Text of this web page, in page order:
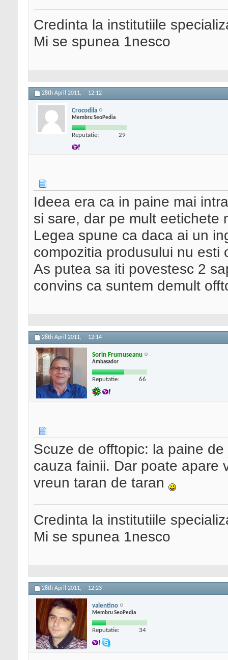
Credinta la institutiile
Mi se spunea 1nesco
28th April 2011, 12:12
Crocodila
Membru SeoPedia
Reputatie: 29
Ideea era ca in paine mai
si sare, dar pe mult eetichete
Legea spune ca daca ai un
compozitia produsului nu esti
As putea sa iti povestesc 2
convins ca suntem demult
28th April 2011, 12:14
Sorin Frumuseanu
Ambasador
Reputatie: 66
Scuze de offtopic: la paine
cauza fainii. Dar poate apare
vreun taran de taran
Credinta la institutiile
Mi se spunea 1nesco
28th April 2011, 12:23
valentino
Membru SeoPedia
Reputatie: 34